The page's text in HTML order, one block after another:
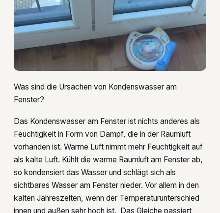
Was sind die Ursachen von Kondenswasser am
Fenster?
Das Kondenswasser am Fenster ist nichts anderes als
Feuchtigkeit in Form von Dampf, die in der Raumluft
vorhanden ist. Warme Luft nimmt mehr Feuchtigkeit auf
als kalte Luft. Kühlt die warme Raumluft am Fenster ab,
so kondensiert das Wasser und schlägt sich als
sichtbares Wasser am Fenster nieder. Vor allem in den
kalten Jahreszeiten, wenn der Temperaturunterschied
innen und außen sehr hoch ist. Das Gleiche passiert